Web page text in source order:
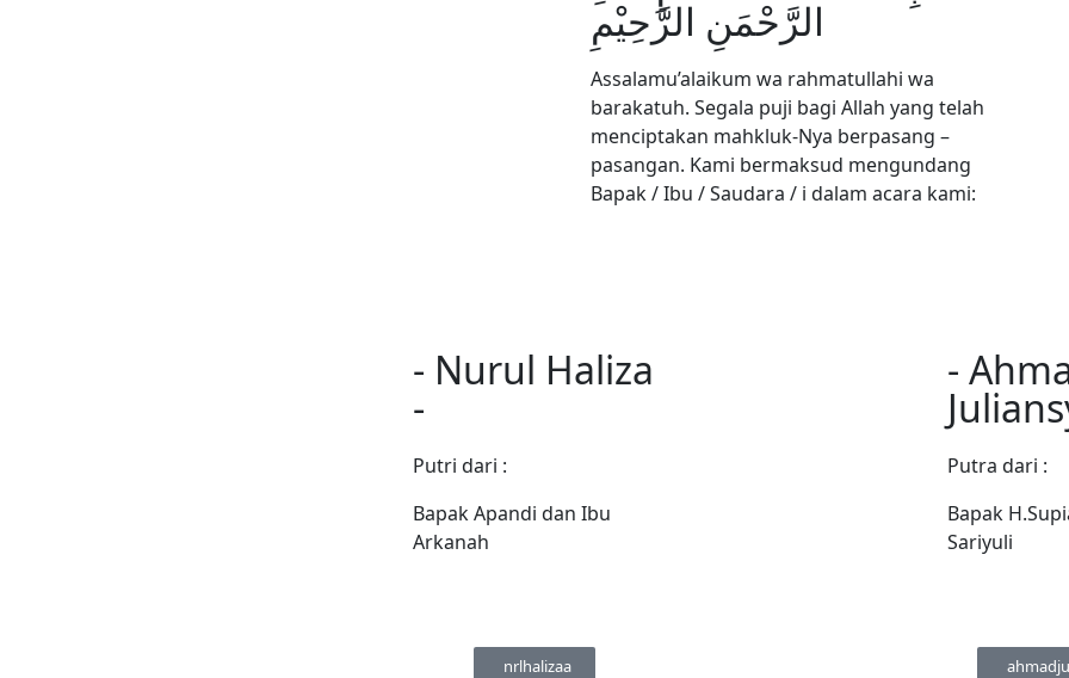
الرَّحْمَنِ الرَّحِيْمِ
Assalamu’alaikum wa rahmatullahi wa
barakatuh. Segala puji bagi Allah yang telah
menciptakan mahkluk-Nya berpasang –
pasangan. Kami bermaksud mengundang
Bapak / Ibu / Saudara / i dalam acara kami:
- Nurul Haliza
-
Putri dari :
Bapak Apandi dan Ibu
Arkanah
nrlhalizaa
-
Putra dari :
Bapak
Sariyuli